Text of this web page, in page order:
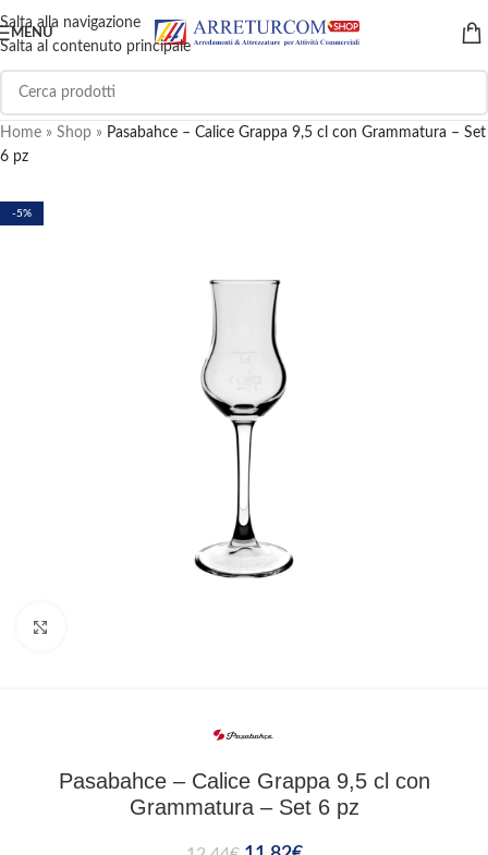
Salta alla navigazione
Salta al contenuto principale
MENU
Home » Shop » Pasabahce – Calice Grappa 9,5 cl con Grammatura – Set
6 pz
-5%
Pasabahce – Calice Grappa 9,5 cl con
Grammatura – Set 6 pz